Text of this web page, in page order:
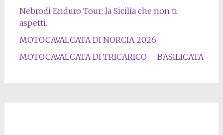
Nebrodi Enduro Tour: la Sicilia che non ti
aspetti.
MOTOCAVALCATA DI NORCIA 2026
MOTOCAVALCATA DI TRICARICO – BASILICATA